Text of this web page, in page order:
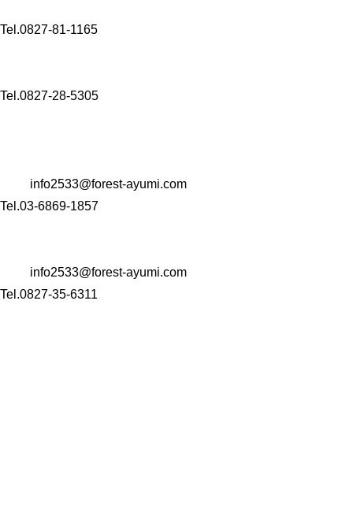
Tel.0827-81-1165
Tel.0827-28-5305
info2533@forest-ayumi.com
Tel.03-6869-1857
info2533@forest-ayumi.com
Tel.0827-35-6311